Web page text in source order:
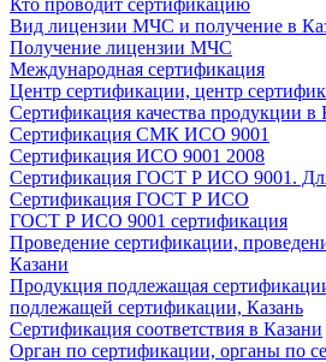
Вид лицензии МЧС и получение в
Получение лицензии МЧС
Международная сертификация
Центр сертификации, центр
Сертификация качества продукции в
Сертификация СМК ИСО 9001
Сертификация ИСО 9001 2008
Сертификация ГОСТ Р ИСО 9001. Для
Сертификация ГОСТ Р ИСО
ГОСТ Р ИСО 9001 сертификация
Проведение сертификации,
Казани
Продукция подлежащая
подлежащей сертификации, Казань
Сертификация соответствия в Казани
Орган по сертификации, органы по